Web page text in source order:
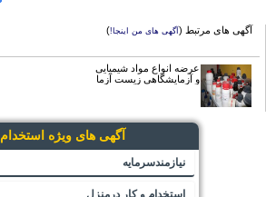
آگهی های مرتبط (آگهی های من اینجا!)
عرضه انواع مواد شیمیایی
و آزمایشگاهی زیست آزما
آگهی های ویژه استخدام
نیازمندسرمایه
استخدام و کار درمنزل